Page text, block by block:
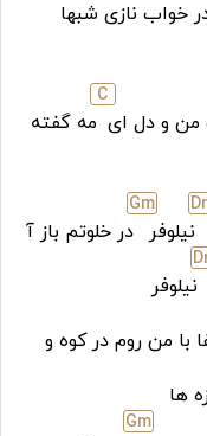
خواب نازی شبها
من و دل ای
C
مه گفته
D
نیلوفر
Gm
در خلوتم باز آ
D
نیلوفر
با من روم در کوه و
ها
Gm